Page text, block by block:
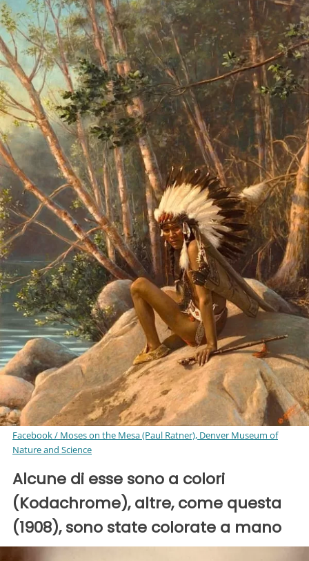
Facebook / Moses on the Mesa (Paul Ratner), Denver Museum of
Nature and Science
Alcune di esse sono a colori
(Kodachrome), altre, come questa
(1908), sono state colorate a mano